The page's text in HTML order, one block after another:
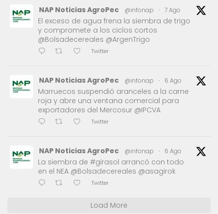
NAP Noticias AgroPec @infonap · 7 Ago
El exceso de agua frena la siembra de trigo
y compromete a los ciclos cortos
@Bolsadecereales @ArgenTrigo
Twitter
NAP Noticias AgroPec @infonap · 6 Ago
Marruecos suspendió aranceles a la carne
roja y abre una ventana comercial para
exportadores del Mercosur @IPCVA
Twitter
NAP Noticias AgroPec @infonap · 6 Ago
La siembra de #girasol arrancó con todo
en el NEA @Bolsadecereales @asagirok
Twitter
Load More